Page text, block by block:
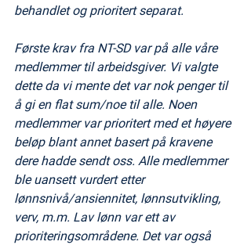
behandlet og prioritert separat.
Første krav fra NT-SD var på alle våre
medlemmer til arbeidsgiver. Vi valgte
dette da vi mente det var nok penger til
å gi en flat sum/noe til alle. Noen
medlemmer var prioritert med et høyere
beløp blant annet basert på kravene
dere hadde sendt oss. Alle medlemmer
ble uansett vurdert etter
lønnsnivå/ansiennitet, lønnsutvikling,
verv, m.m. Lav lønn var ett av
prioriteringsområdene. Det var også